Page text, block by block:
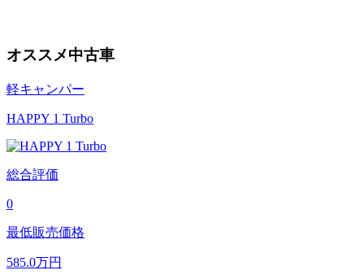
オススメ中古車
軽キャンパー
HAPPY 1 Turbo
総合評価
0
最低販売価格
585.0万円